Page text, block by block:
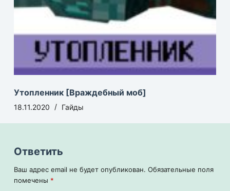
Утопленник [Враждебный моб]
18.11.2020 Гайды
Ответить
Ваш адрес email не будет опубликован. Обязательные поля
помечены *